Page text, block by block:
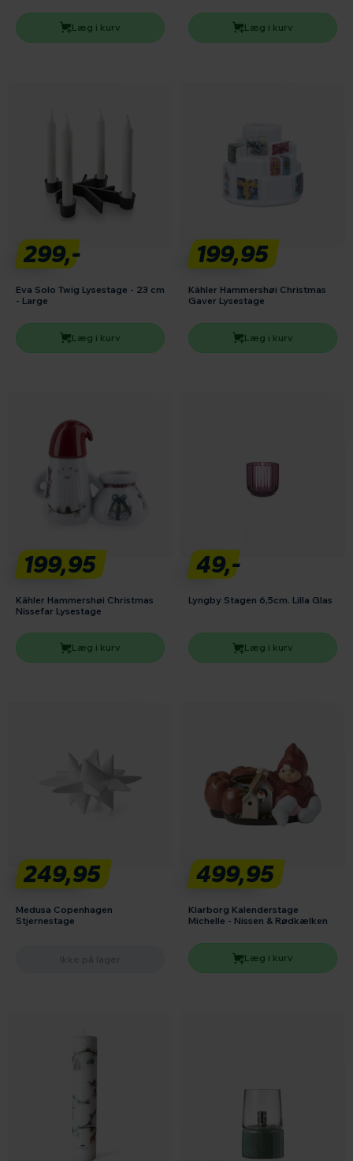
Læg i kurv Læg i kurv
299,-
Eva Solo Twig Lysestage - 23 cm
- Large
Læg i kurv
199,95
Kähler Hammershøi Christmas
Gaver Lysestage
Læg i kurv
199,95
Kähler Hammershøi Christmas
Nissefar Lysestage
Læg i kurv
49,-
Lyngby Stagen 6,5cm. Lilla Glas
Læg i kurv
249,95
Medusa Copenhagen
Stjernestage
499,95
Klarborg Kalenderstage
Michelle - Nissen & Rødkælken
Læg i kurv